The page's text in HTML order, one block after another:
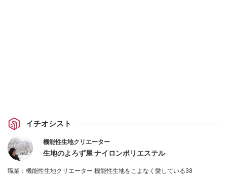
イチオシスト
機能性生地クリエーター
生地のよろず屋 ナイロンポリエステル
職業：機能性生地クリエーター 機能性生地をこよなく愛している38